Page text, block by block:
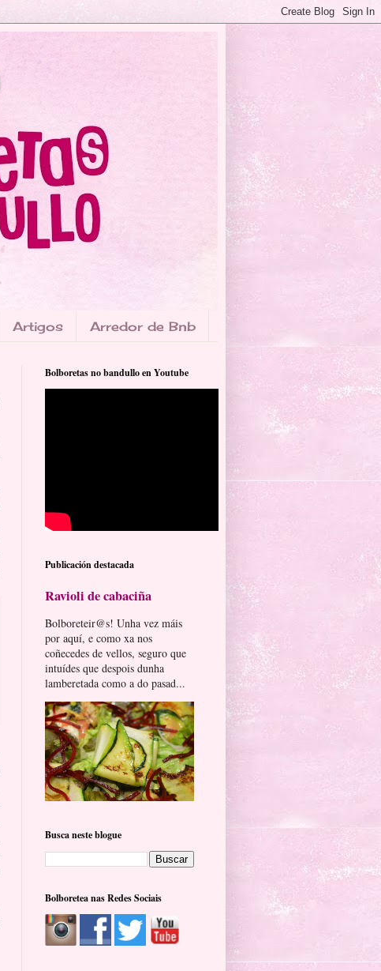
Artigos Arredor de Bnb
Bolboretas no bandullo en Youtube
Publicación destacada
Ravioli de cabaciña
Bolboreteir@s! Unha vez máis
por aquí, e como xa nos
coñecedes de vellos, seguro que
intuídes que despois dunha
lamberetada como a do pasad...
Busca neste blogue
Bolboretea nas Redes Sociais